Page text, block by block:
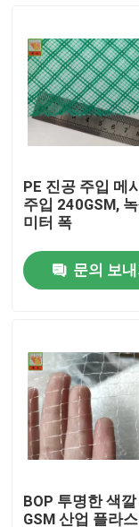
제품
회사 소개
공장 여행
품질 관리
연락주세요
내밀린 플라스
정원 메시 그물
농업 그물세공
PE 진공 주입 메
주입 240GSM,
미터 폭
문의 보
BOP 투명한 색
GSM 산업 플라